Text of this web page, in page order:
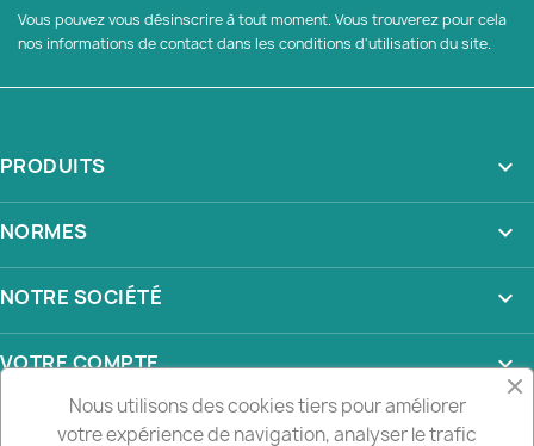
Vous pouvez vous désinscrire à tout moment. Vous trouverez pour cela
nos informations de contact dans les conditions d'utilisation du site.
PRODUITS 
NORMES 
NOTRE SOCIÉTÉ 
VOTRE COMPTE 
INFORMATIONS
Nous utilisons des cookies tiers pour améliorer
votre expérience de navigation, analyser le trafic